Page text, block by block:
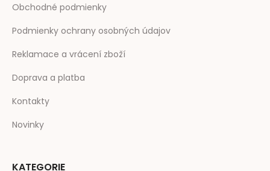
Obchodné podmienky
Podmienky ochrany osobných údajov
Reklamace a vrácení zboží
Doprava a platba
Kontakty
Novinky
KATEGORIE